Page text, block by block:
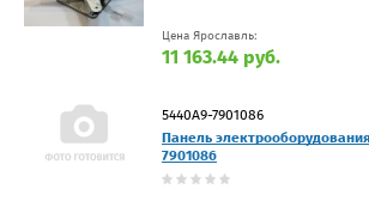
Цена Ярославль:
11 163.44 руб.
5440A9-7901086
Панель
7901086